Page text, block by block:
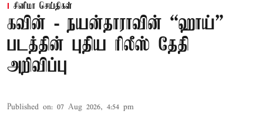
சினிமா செய்திகள்
கவின் - நயன்தாராவின் “ஹாய்”
படத்தின் புதிய ரிலீஸ் தேதி
அறிவிப்பு
Published on: 07 Aug 2026, 4:54 pm